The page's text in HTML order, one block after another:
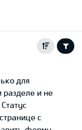
для
разделе и не
с